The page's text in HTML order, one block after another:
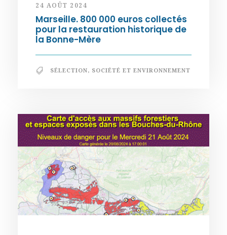
24 AOÛT 2024
Marseille. 800 000 euros collectés
pour la restauration historique de
la Bonne-Mère
SÉLECTION, SOCIÉTÉ ET ENVIRONNEMENT